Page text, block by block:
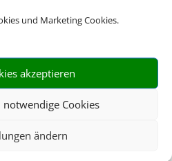
und Marketing Cookies.
akzeptieren
Cookies
ändern
uvm